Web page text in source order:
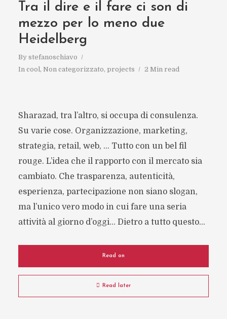
Tra il dire e il fare ci son di
mezzo per lo meno due
Heidelberg
By stefanoschiavo
In cool, Non categorizzato, projects 2 Min read
Sharazad, tra l’altro, si occupa di consulenza.
Su varie cose. Organizzazione, marketing,
strategia, retail, web, … Tutto con un bel fil
rouge. L’idea che il rapporto con il mercato sia
cambiato. Che trasparenza, autenticità,
esperienza, partecipazione non siano slogan,
ma l’unico vero modo in cui fare una seria
attività al giorno d’oggi… Dietro a tutto questo...
Read on
Read later